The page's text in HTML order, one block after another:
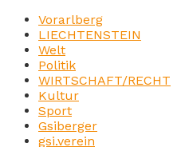
Vorarlberg
LIECHTENSTEIN
Welt
Politik
WIRTSCHAFT/RECHT
Kultur
Sport
Gsiberger
gsi.verein